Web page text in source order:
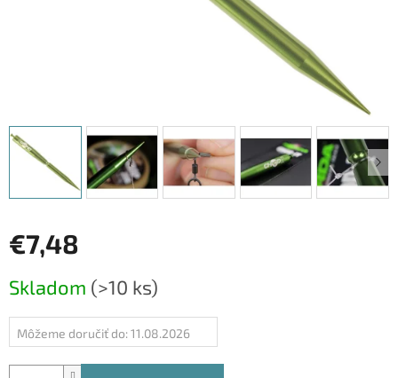
€7,48
cena:
Skladom (>10 ks)
Môžeme doručiť do: 11.08.2026